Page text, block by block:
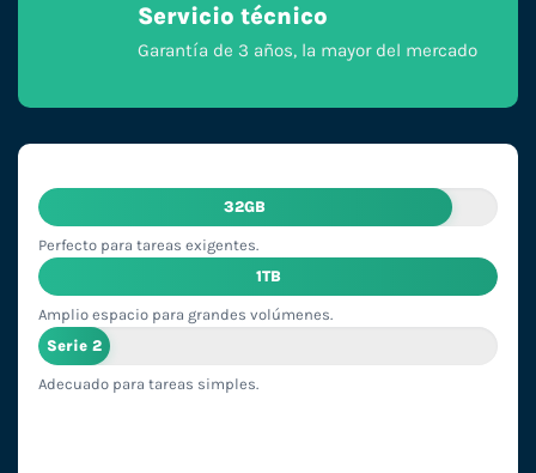
Servicio técnico
Garantía de 3 años, la mayor del mercado
32GB
Perfecto para tareas exigentes.
1TB
Amplio espacio para grandes volúmenes.
Serie 2
Adecuado para tareas simples.